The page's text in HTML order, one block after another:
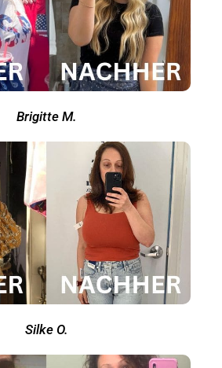
Brigitte M.
Silke O.